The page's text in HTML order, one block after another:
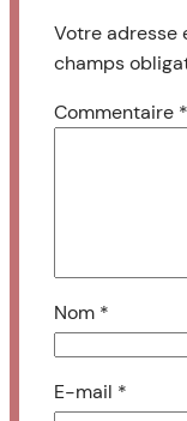
Votre adresse
champs
Commentaire *
Nom *
E-mail *